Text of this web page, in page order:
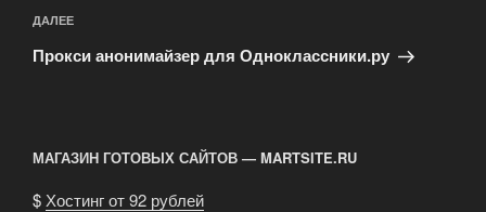
Следующая
запись
ДАЛЕЕ
Прокси анонимайзер для Одноклассники.ру
МАГАЗИН ГОТОВЫХ САЙТОВ — MARTSITE.RU
$ Хостинг от 92 рублей